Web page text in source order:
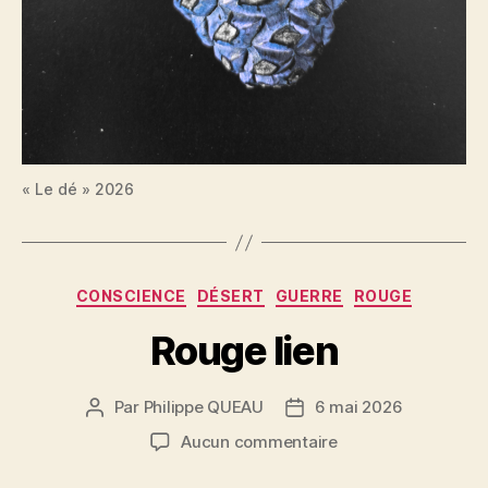
« Le dé » 2026
Catégories
CONSCIENCE DÉSERT GUERRE ROUGE
Rouge lien
Auteur
Par Philippe QUEAU
Date
de
6 mai 2026
Aucun commentairesur